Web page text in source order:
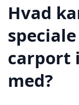
Hvad
carport
med?